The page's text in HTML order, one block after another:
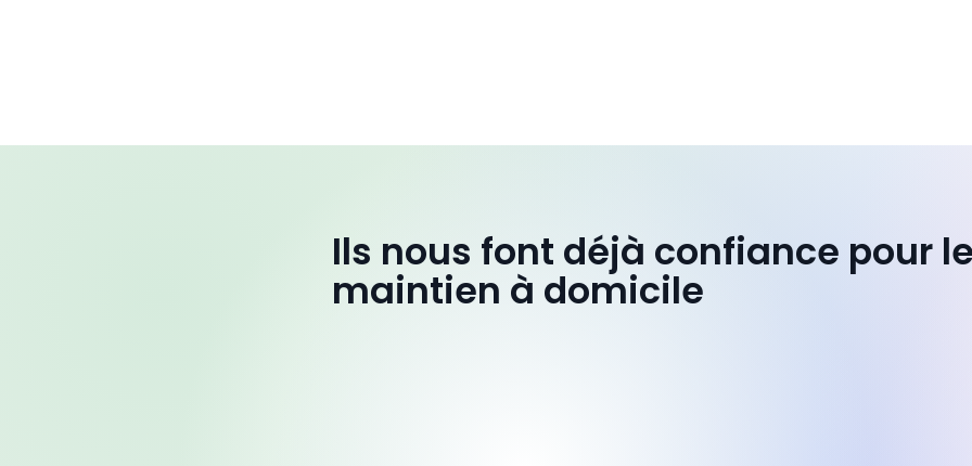
Ils nous font déjà confiance pour
maintien à domicile